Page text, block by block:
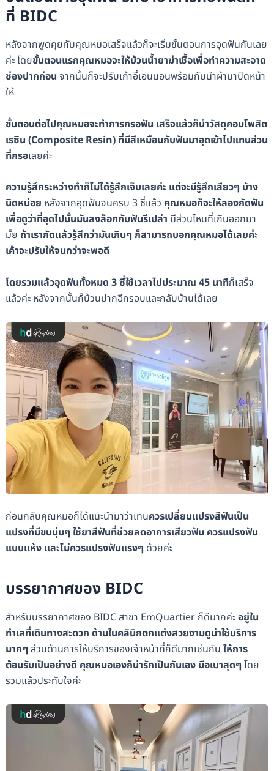
ที่ BIDC
หลังจากพูดคุยกับคุณหมอเสร็จแล้วก็จะเริ่มขั้นตอนการอุดฟันกันเลย
ค่ะ โดยขั้นตอนแรกคุณหมอจะให้บ้วนน้ำยาฆ่าเชื้อเพื่อทำความสะอาด
ช่องปากก่อน จากนั้นก็จะปรับเก้าอี้เอนนอนพร้อมกับนำผ้ามาปิดหน้า
ให้
ขั้นตอนต่อไปคุณหมอจะทำการกรอฟัน เสร็จแล้วก็นำวัสดุคอมโพสิต
เรซิน (Composite Resin) ที่มีสีเหมือนกับฟันมาอุดเข้าไปแทนส่วน
ที่กรอเลยค่ะ
ความรู้สึกระหว่างทำก็ไม่ได้รู้สึกเจ็บเลยค่ะ แต่จะมีรู้สึกเสียวๆ บ้าง
นิดหน่อย หลังจากอุดฟันจนครบ 3 ซี่แล้ว คุณหมอก็จะให้ลองกัดฟัน
เพื่อดูว่าที่อุดไปนั้นมันลงล็อกกับฟันรึเปล่า มีส่วนไหนที่เกินออกมา
มั้ย ถ้าเรากัดแล้วรู้สึกว่ามันเกินๆ ก็สามารถบอกคุณหมอได้เลยค่ะ
เค้าจะปรับให้จนกว่าจะพอดี
โดยรวมแล้วอุดฟันทั้งหมด 3 ซี่ใช้เวลาไปประมาณ 45 นาทีก็เสร็จ
แล้วค่ะ หลังจากนั้นก็บ้วนปากอีกรอบและกลับบ้านได้เลย
ก่อนกลับคุณหมอก็ได้แนะนำมาว่าเทนควรเปลี่ยนแปรงสีฟันเป็น
แปรงที่มีขนนุ่มๆ ใช้ยาสีฟันที่ช่วยลดอาการเสียวฟัน ควรแปรงฟัน
แบบแห้ง และไม่ควรแปรงฟันแรงๆ ด้วยค่ะ
บรรยากาศของ BIDC
สำหรับบรรยากาศของ BIDC สาขา ​​EmQuartier ก็ดีมากค่ะอยู่ใน
ทำเลที่เดินทางสะดวก ด้านในคลินิกตกแต่งสวยงามดูน่าใช้บริการ
มากๆ ส่วนด้านการให้บริการของเจ้าหน้าที่ก็ดีมากเช่นกัน ให้การ
ต้อนรับเป็นอย่างดี คุณหมอเองก็น่ารักเป็นกันเอง มือเบาสุดๆ โดย
รวมแล้วประทับใจค่ะ